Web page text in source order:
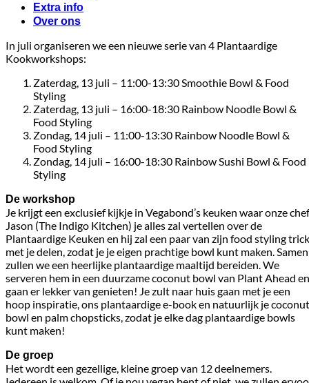
Extra info
Over ons
In juli organiseren we een nieuwe serie van 4 Plantaardige
Kookworkshops:
Zaterdag, 13 juli – 11:00-13:30 Smoothie Bowl & Food
Styling
Zaterdag, 13 juli – 16:00-18:30 Rainbow Noodle Bowl &
Food Styling
Zondag, 14 juli – 11:00-13:30 Rainbow Noodle Bowl &
Food Styling
Zondag, 14 juli – 16:00-18:30 Rainbow Sushi Bowl & Food
Styling
De workshop
Je krijgt een exclusief kijkje in Vegabond’s keuken waar onze chef
Jason (The Indigo Kitchen) je alles zal vertellen over de
Plantaardige Keuken en hij zal een paar van zijn food styling
met je delen, zodat je je eigen prachtige bowl kunt maken. Samen
zullen we een heerlijke plantaardige maaltijd bereiden. We
serveren hem in een duurzame coconut bowl van Plant Ahead en
gaan er lekker van genieten! Je zult naar huis gaan met je een
hoop inspiratie, ons plantaardige e-book en natuurlijk je coconut
bowl en palm chopsticks, zodat je elke dag plantaardige bowls
kunt maken!
De groep
Het wordt een gezellige, kleine groep van 12 deelnemers.